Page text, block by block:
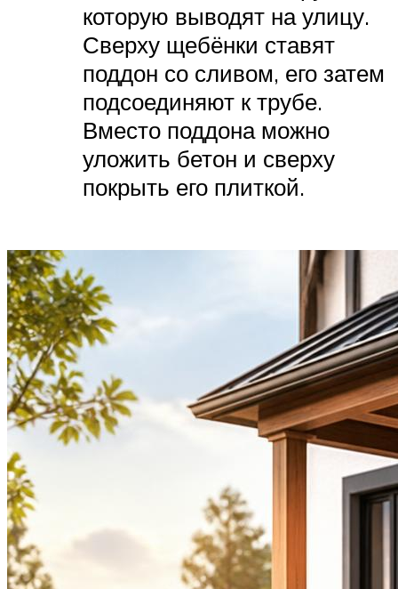
которую выводят на улицу.
Сверху щебёнки ставят
поддон со сливом, его затем
подсоединяют к трубе.
Вместо поддона можно
уложить бетон и сверху
покрыть его плиткой.